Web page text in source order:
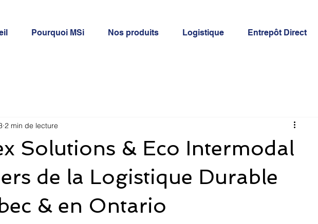
Pourquoi MSi Nos produits Logistique Entrepôt Direct
Solutions & Eco Intermodal
de la Logistique Durable
& en Ontario
2 min de lecture